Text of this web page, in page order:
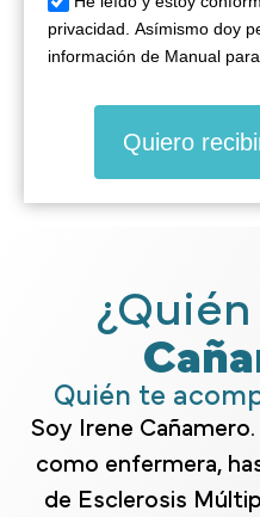
privacidad. Asímismo doy
información de Manual
Quiero
¿Quién
Quién te
Soy Irene
como enfermera,
de Esclerosis